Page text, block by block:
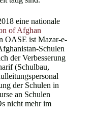
eine nationale
of Afghan
OASE ist Mazar-e-
Schulen
der Verbesserung
(Schulbau,
der Schulen in
an Schulen
nicht mehr im